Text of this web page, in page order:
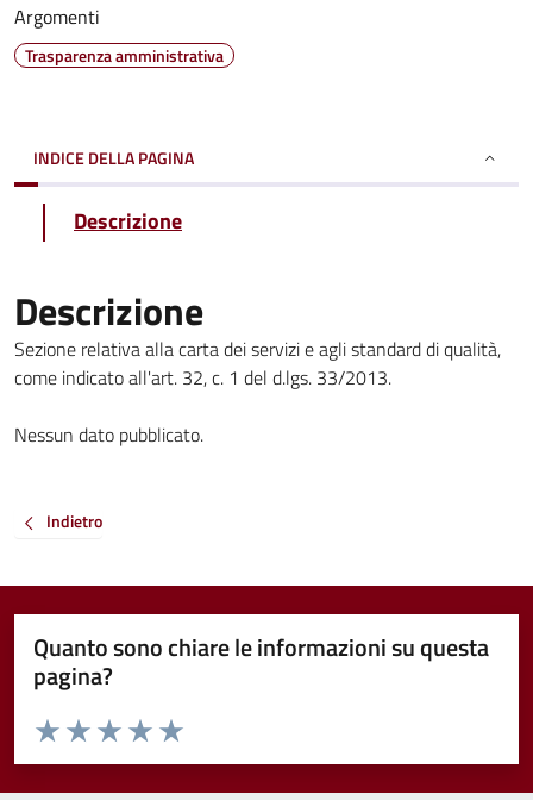
Argomenti
Trasparenza amministrativa
INDICE DELLA PAGINA
Descrizione
Descrizione
Sezione relativa alla carta dei servizi e agli standard di qualità,
come indicato all'art. 32, c. 1 del d.lgs. 33/2013.
Nessun dato pubblicato.
Indietro
Quanto sono chiare le informazioni su questa
pagina?
Valuta da 1 a 5 stelle la pagina
Valuta 5 stelle su 5
Valuta 4 stelle su 5
Valuta 3 stelle su 5
Valuta 2 stelle su 5
Valuta 1 stelle su 5